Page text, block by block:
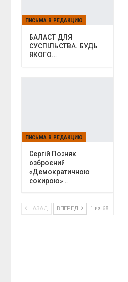
ПИСЬМА В РЕДАКЦИЮ
БАЛАСТ ДЛЯ
СУСПІЛЬСТВА. БУДЬ
ЯКОГО…
ПИСЬМА В РЕДАКЦИЮ
Сергій Позняк
озброєний
«Демократичною
сокирою»…
НАЗАД ВПЕРЕД 1 из 68